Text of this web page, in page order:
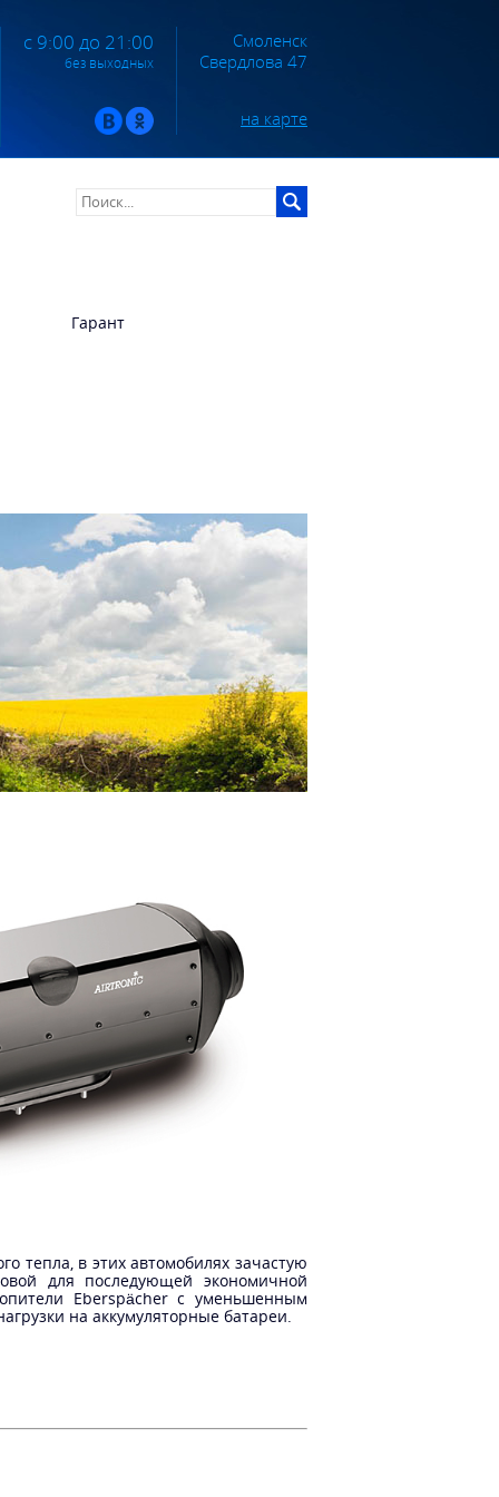
с 9:00 до 21:00
без выходных
Смоленск
Свердлова 47
на карте
Гарант
тепла, в этих автомобилях зачастую
для последующей экономичной
Eberspächer с уменьшенным
на аккумуляторные батареи.